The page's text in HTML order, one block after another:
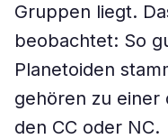
Gruppen liegt.
beobachtet: So
Planetoiden
gehören zu einer
den CC oder NC.